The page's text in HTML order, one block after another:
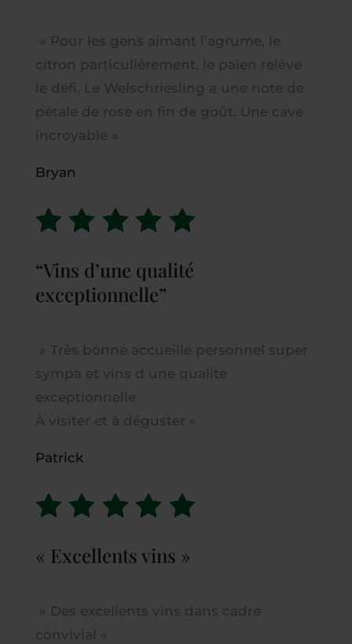
» Pour les gens aimant l’agrume, le
citron particulièrement, le païen relève
le défi. Le Welschriesling a une note de
pétale de rose en fin de goût. Une cave
incroyable «
Bryan
“Vins d’une qualité
exceptionnelle”
» Très bonne accueille personnel super
sympa et vins d une qualité
exceptionnelle
À visiter et à déguster «
Patrick
« Excellents vins »
» Des excellents vins dans cadre
convivial «